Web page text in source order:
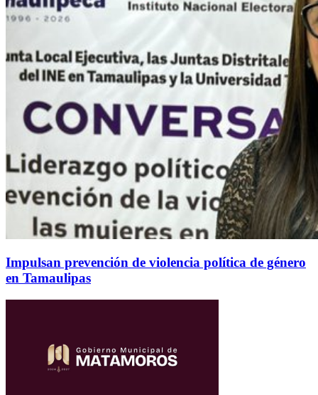
Impulsan prevención de violencia política de género
en Tamaulipas